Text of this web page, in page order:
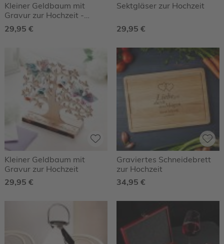
Kleiner Geldbaum mit
Gravur zur Hochzeit -
Herzen
29,95 €
Sektgläser zur Hochzeit
29,95 €
Kleiner Geldbaum mit
Gravur zur Hochzeit
29,95 €
Graviertes Schneidebrett
zur Hochzeit
34,95 €